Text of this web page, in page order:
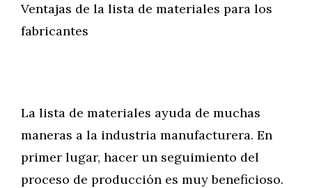
Ventajas de la lista de materiales para los
fabricantes
La lista de materiales ayuda de muchas
maneras a la industria manufacturera. En
primer lugar, hacer un seguimiento del
proceso de producción es muy beneficioso.